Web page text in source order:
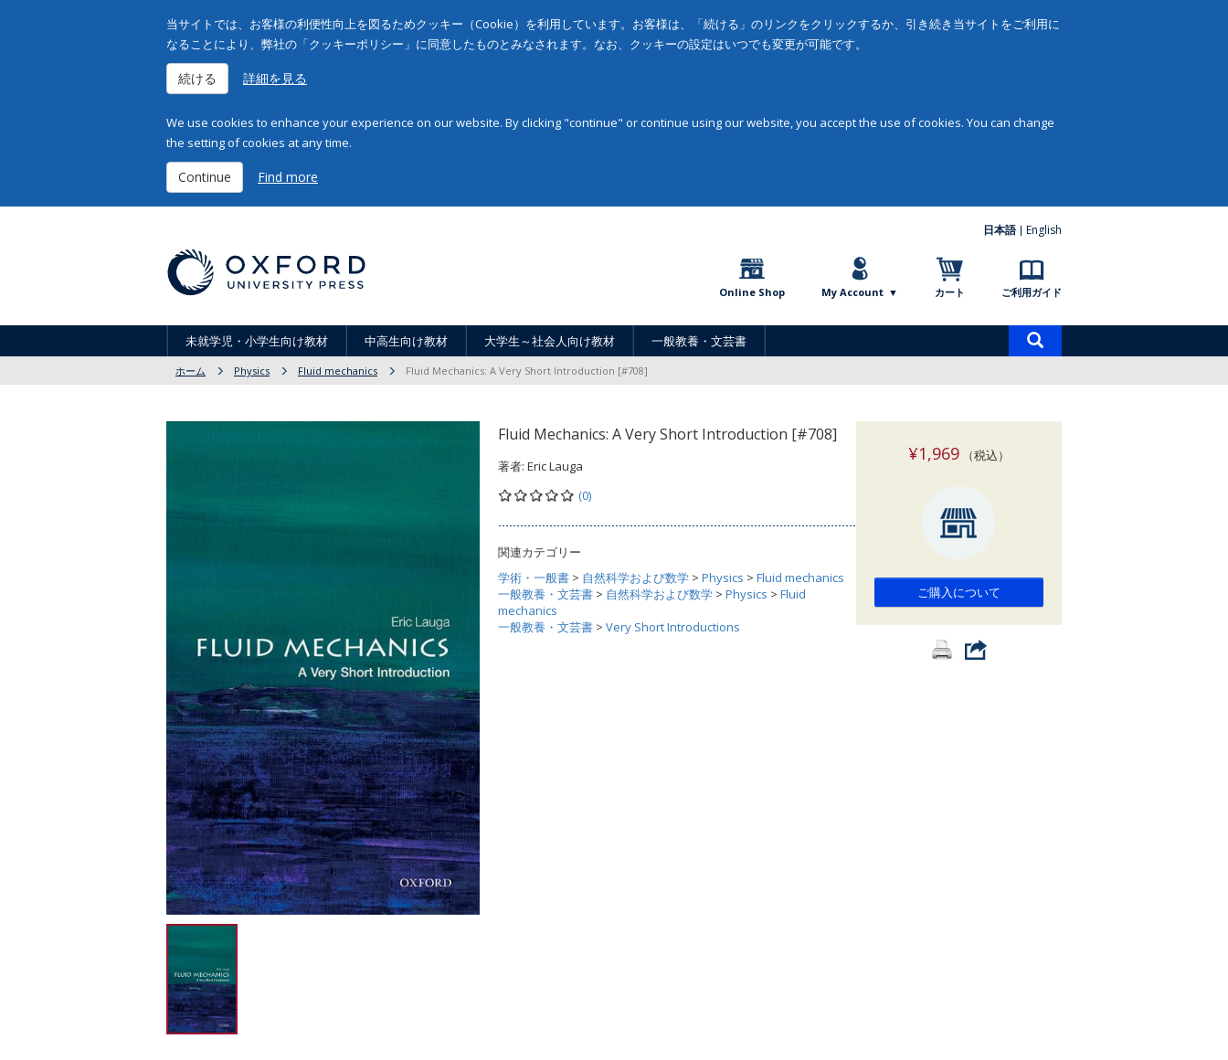
当サイトでは、お客様の利便性向上を図るためクッキー（Cookie）を利用しています。お客様は、「続ける」のリンクをクリックするか、引き続き当サイトをご利用に
なることにより、弊社の「クッキーポリシー」に同意したものとみなされます。なお、クッキーの設定はいつでも変更が可能です。
続ける 詳細を見る
We use cookies to enhance your experience on our website. By clicking "continue" or continue using our website, you accept the use of cookies. You can change
the setting of cookies at any time.
Continue Find more
日本語 English
Online Shop My Account カート ご利用ガイド
未就学児・小学生向け教材 中高生向け教材 大学生～社会人向け教材 一般教養・文芸書
索
ホーム Physics Fluid mechanics Fluid Mechanics: A Very Short Introduction [#708]
Fluid Mechanics: A Very Short Introduction [#708]
著者: Eric Lauga
(0)
関連カテゴリー
学術・一般書 > 自然科学および数学 > Physics > Fluid mechanics
一般教養・文芸書 > 自然科学および数学 > Physics > Fluid
mechanics
一般教養・文芸書 > Very Short Introductions
¥1,969（税込）
ご購入について